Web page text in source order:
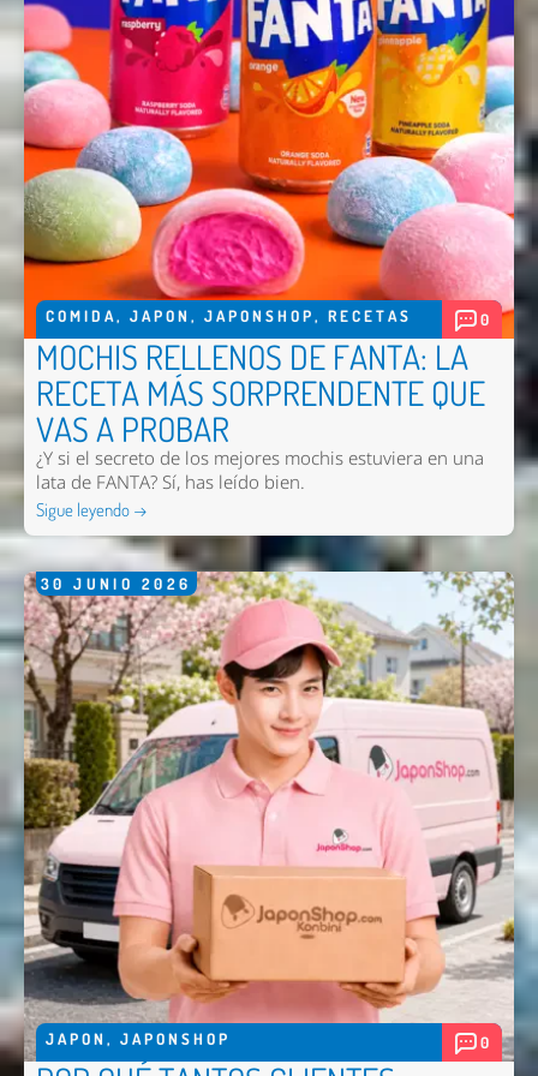
COMIDA, JAPON , JAPONSHOP, RECETAS 0
MOCHIS RELLENOS DE FANTA: LA
RECETA MÁS SORPRENDENTE QUE
VAS A PROBAR
¿Y si el secreto de los mejores mochis estuviera en una
lata de FANTA? Sí, has leído bien.
Sigue leyendo →
30 JUNIO 2026
JAPON , JAPONSHOP 0